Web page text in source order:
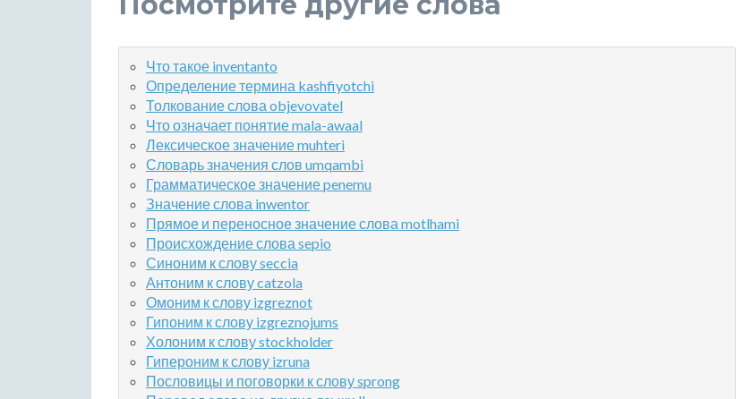
Что такое inventanto
Определение термина kashfiyotchi
Толкование слова objevovatel
Что означает понятие mala-awaal
Лексическое значение muhteri
Словарь значения слов umqambi
Грамматическое значение penemu
Значение слова inwentor
Прямое и переносное значение слова motlhami
Происхождение слова sepio
Синоним к слову seccia
Антоним к слову catzola
Омоним к слову izgreznot
Гипоним к слову izgreznojums
Холоним к слову stockholder
Гипероним к слову izruna
Пословицы и поговорки к слову sprong